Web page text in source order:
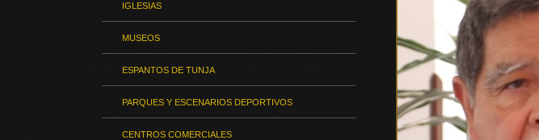
IGLESIAS
MUSEOS
ESPANTOS DE TUNJA
PARQUES Y ESCENARIOS DEPORTIVOS
CENTROS COMERCIALES